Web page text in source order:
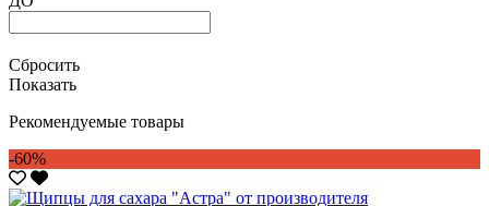
Сбросить
Показать
Рекомендуемые товары
-60%